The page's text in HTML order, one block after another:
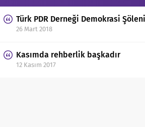
Türk PDR Derneği Demokrasi Şöleni
26 Mart 2018
Kasımda rehberlik başkadır
12 Kasım 2017